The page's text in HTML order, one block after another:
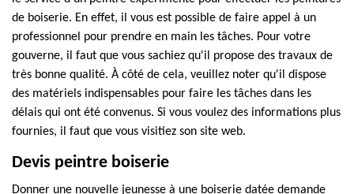
de boiserie. En effet, il vous est possible de faire appel à un
professionnel pour prendre en main les tâches. Pour votre
gouverne, il faut que vous sachiez qu'il propose des travaux de
très bonne qualité. À côté de cela, veuillez noter qu'il dispose
des matériels indispensables pour faire les tâches dans les
délais qui ont été convenus. Si vous voulez des informations plus
fournies, il faut que vous visitiez son site web.
Devis peintre boiserie
Donner une nouvelle jeunesse à une boiserie datée demande